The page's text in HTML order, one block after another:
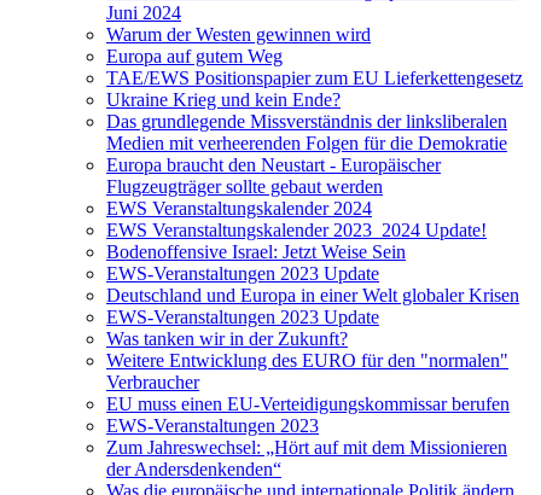
Juni 2024
Warum der Westen gewinnen wird
Europa auf gutem Weg
TAE/EWS Positionspapier zum EU Lieferkettengesetz
Ukraine Krieg und kein Ende?
Das grundlegende Missverständnis der linksliberalen
Medien mit verheerenden Folgen für die Demokratie
Europa braucht den Neustart - Europäischer
Flugzeugträger sollte gebaut werden
EWS Veranstaltungskalender 2024
EWS Veranstaltungskalender 2023_2024 Update!
Bodenoffensive Israel: Jetzt Weise Sein
EWS-Veranstaltungen 2023 Update
Deutschland und Europa in einer Welt globaler Krisen
EWS-Veranstaltungen 2023 Update
Was tanken wir in der Zukunft?
Weitere Entwicklung des EURO für den "normalen"
Verbraucher
EU muss einen EU-Verteidigungskommissar berufen
EWS-Veranstaltungen 2023
Zum Jahreswechsel: „Hört auf mit dem Missionieren
der Andersdenkenden“
Was die europäische und internationale Politik ändern